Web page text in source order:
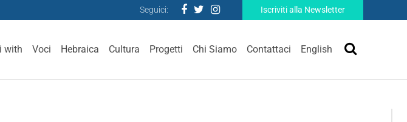
Seguici: Iscriviti alla Newsletter
with Voci Hebraica Cultura Progetti Chi Siamo Contattaci English